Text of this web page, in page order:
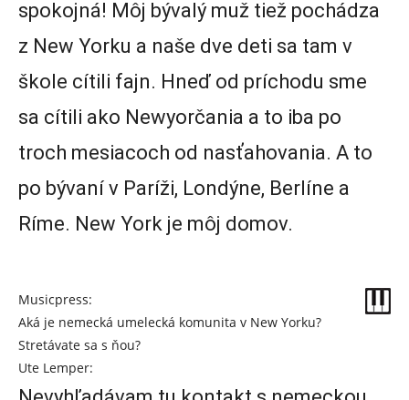
spokojná! Môj bývalý muž tiež pochádza
z New Yorku a naše dve deti sa tam v
škole cítili fajn. Hneď od príchodu sme
sa cítili ako Newyorčania a to iba po
troch mesiacoch od nasťahovania. A to
po bývaní v Paríži, Londýne, Berlíne a
Ríme. New York je môj domov.
Musicpress:
Aká je nemecká umelecká komunita v New Yorku?
Stretávate sa s ňou?
Ute Lemper: